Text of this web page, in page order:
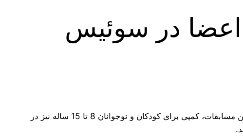
اعضا در سوئیس
این رقابت ها شامل اسکی، اسنوبرد، اسکی بین منطقه ای، کرلینگ و … و برای افراد بالای 9 سال می باشد. در طی این مسابقات، کمپی برای کودکان و نوجوانان 8 تا 15 ساله نیز در